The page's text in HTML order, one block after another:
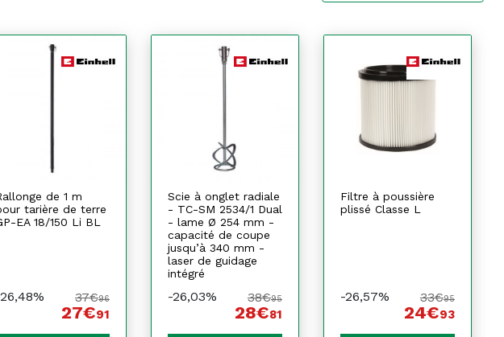
de 1 m
tarière de terre
EA 18/150 Li BL
37€96
27€91
Scie à onglet radiale
- TC-SM 2534/1 Dual
- lame Ø 254 mm -
capacité de coupe
jusqu’à 340 mm -
laser de guidage
intégré
-26,03% 38€95
28€81
Filtre à poussière
plissé Classe L
-26,57% 33€95
24€93